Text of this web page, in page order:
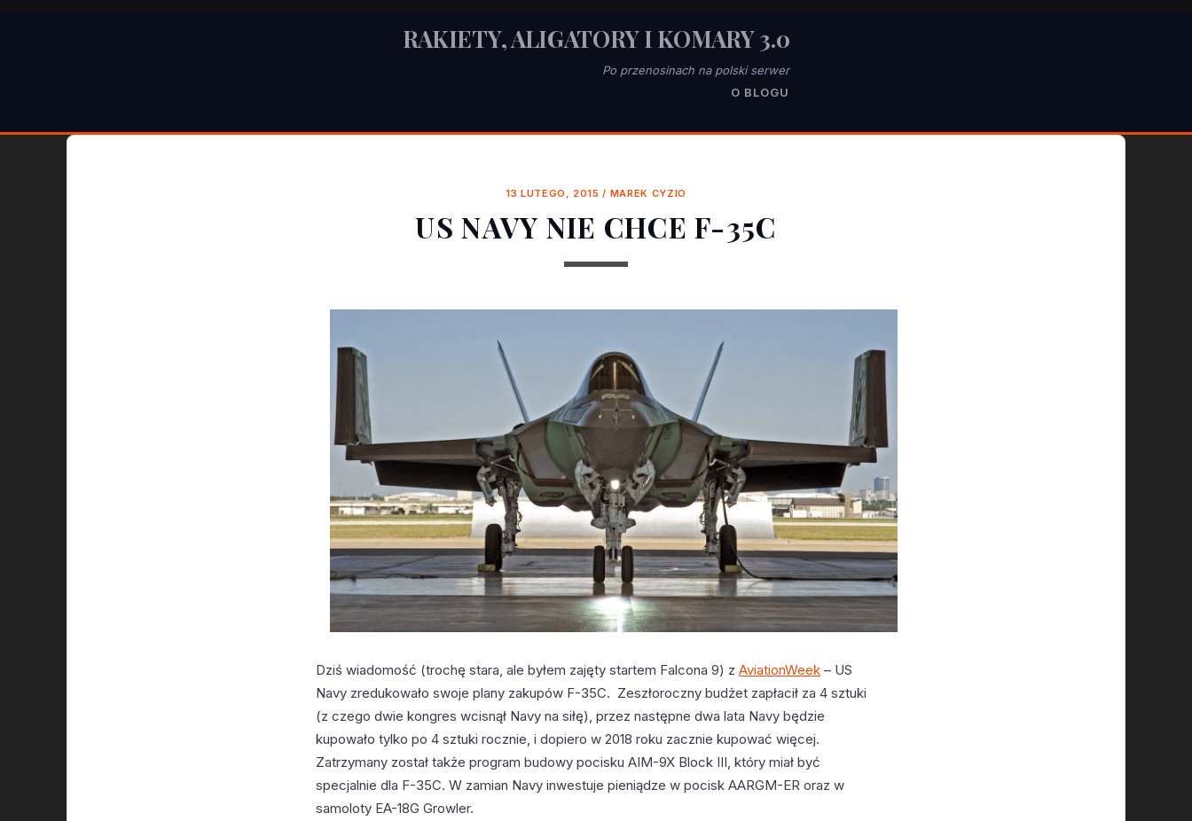
RAKIETY, ALIGATORY I KOMARY 3.0
Po przenosinach na polski serwer
O BLOGU
13 LUTEGO, 2015 / MAREK CYZIO
US NAVY NIE CHCE F-35C
Dziś wiadomość (trochę stara, ale byłem zajęty startem Falcona 9) zAviationWeek – US
Navy zredukowało swoje plany zakupów F-35C. Zeszłoroczny budżet zapłacił za 4 sztuki
(z czego dwie kongres wcisnął Navy na siłę), przez następne dwa lata Navy będzie
kupowało tylko po 4 sztuki rocznie, i dopiero w 2018 roku zacznie kupować więcej.
Zatrzymany został także program budowy pocisku AIM-9X Block III, który miał być
specjalnie dla F-35C. W zamian Navy inwestuje pieniądze w pocisk AARGM-ER oraz w
samoloty EA-18G Growler.